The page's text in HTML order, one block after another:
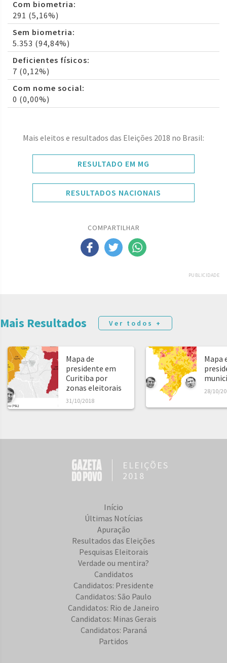
Com biometria:
291 (5,16%)
Sem biometria:
5.353 (94,84%)
Deficientes físicos:
7 (0,12%)
Com nome social:
0 (0,00%)
Mais eleitos e resultados das Eleições 2018 no Brasil:
RESULTADO EM MG
RESULTADOS NACIONAIS
COMPARTILHAR
PUBLICIDADE
Mais Resultados Ver todos +
Mapa de
presidente em
Curitiba por
zonas eleitorais
31/10/2018
Mapa
28/10/
ELEIÇÕES
2018
Início
Últimas Notícias
Apuração
Resultados das Eleições
Pesquisas Eleitorais
Verdade ou mentira?
Candidatos
Candidatos: Presidente
Candidatos: São Paulo
Candidatos: Rio de Janeiro
Candidatos: Minas Gerais
Candidatos: Paraná
Partidos